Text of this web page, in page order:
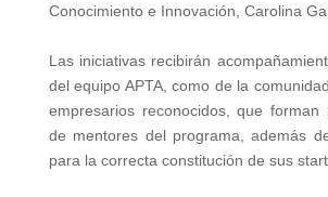
Conocimiento e Innovación, Carolina
Las iniciativas recibirán
del equipo APTA, como de la
empresarios reconocidos, que
de mentores del programa, además
para la correcta constitución de sus